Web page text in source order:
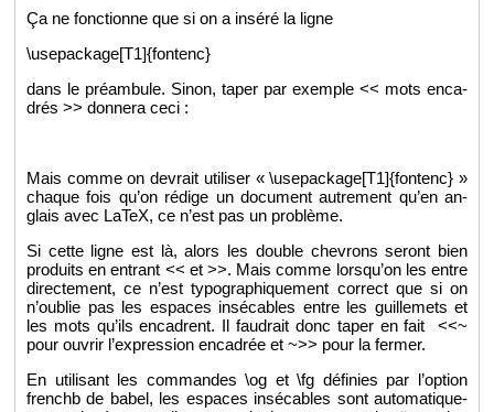
Ça ne fonc­tionne que si on a in­séré la ligne
\use­pa­ckage[T1]{fon­tenc}
dans le pré­am­bule. Sinon, taper par exemple << mots en­ca­
drés >> don­nera ceci :
Mais comme on de­vrait uti­li­ser « \use­pa­ckage[T1]{fon­tenc} »
chaque fois qu’on ré­dige un do­cu­ment au­tre­ment qu’en an­
glais avec LaTeX, ce n’est pas un pro­blème.
Si cette ligne est là, alors les double che­vrons se­ront bien
pro­duits en en­trant << et >>. Mais comme lors­qu’on les entre
di­rec­te­ment, ce n’est ty­po­gra­phi­que­ment cor­rect que si on
n’ou­blie pas les es­paces in­sé­cables entre les guille­mets et
les mots qu’ils en­cadrent. Il fau­drait donc taper en fait <<~
pour ou­vrir l’ex­pres­sion en­ca­drée et ~>> pour la fer­mer.
En uti­li­sant les com­mandes \og et \fg dé­fi­nies par l’op­tion
frenchb de babel, les es­paces in­sé­cables sont au­to­ma­ti­que­